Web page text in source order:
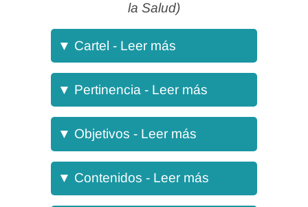
la Salud)
▼ Cartel - Leer más
ElCurso de Ecografía
Abdominalnace como respuesta
a la creciente necesidad de que
médicos generales, de familia y
residentes adquieran habilidades
prácticas en la interpretación y
▼ Pertinencia - Leer más
Objetivos
Objetivos generales
Brindar a los participantes
▼ Objetivos - Leer más
Introducción: Principios
básicos de Ecografía
▼ Contenidos - Leer más